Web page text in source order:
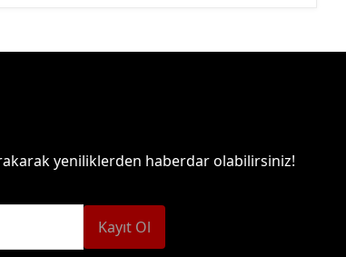
yeniliklerden haberdar olabilirsiniz!
Kayıt Ol